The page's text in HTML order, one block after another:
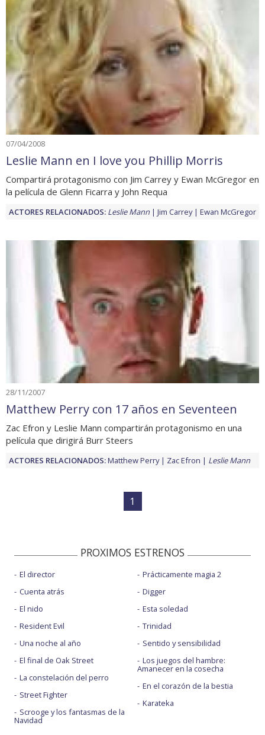
07/04/2008
Leslie Mann en I love you Phillip Morris
Compartirá protagonismo con Jim Carrey y Ewan McGregor en
la película de Glenn Ficarra y John Requa
ACTORES RELACIONADOS: Leslie Mann Jim Carrey Ewan McGregor
28/11/2007
Matthew Perry con 17 años en Seventeen
Zac Efron y Leslie Mann compartirán protagonismo en una
película que dirigirá Burr Steers
ACTORES RELACIONADOS:Matthew Perry Zac Efron Leslie Mann
1
PROXIMOS ESTRENOS
El director
Cuenta atrás
El nido
Resident Evil
Una noche al año
El final de Oak Street
La constelación del perro
Street Fighter
Scrooge y los fantasmas de la
Navidad
Prácticamente magia 2
Digger
Esta soledad
Trinidad
Sentido y sensibilidad
Los juegos del hambre:
Amanecer en la cosecha
En el corazón de la bestia
Karateka